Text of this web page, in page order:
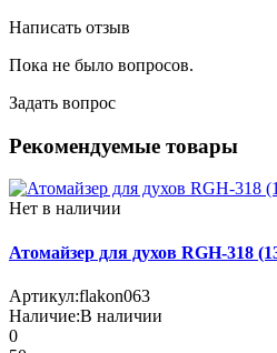
Написать отзыв
Пока не было вопросов.
Задать вопрос
Рекомендуемые товары
Нет в наличии
Атомайзер для духов RGH-318
Артикул:flakon063
Наличие:В наличии
0